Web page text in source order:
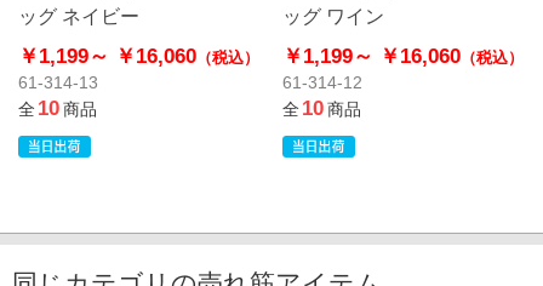
ッグ ネイビー
￥1,199～ ￥16,060 （税込）
61-314-13
全10商品
ッグ ワイン
￥1,199～ ￥16,060（税込）
61-314-12
全10商品